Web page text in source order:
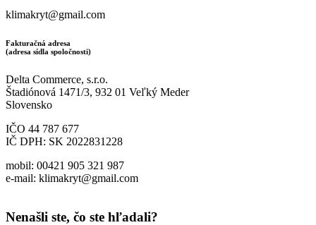
klimakryt@gmail.com
Fakturačná adresa
(adresa sídla spoločnosti)
Delta Commerce, s.r.o.
Štadiónová 1471/3, 932 01 Veľký Meder
Slovensko
IČO 44 787 677
IČ DPH: SK 2022831228
mobil: 00421 905 321 987
e-mail: klimakryt@gmail.com
Nenašli ste, čo ste hľadali?